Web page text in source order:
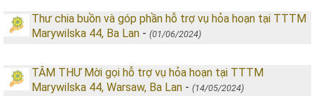
Thư chia buồn và góp phần hỗ trợ vụ hỏa hoạn tại TTTM
Marywilska 44, Ba Lan - (01/06/2024)
TÂM THƯ Mời gọi hỗ trợ vụ hỏa hoạn tại TTTM
Marywilska 44, Warsaw, Ba Lan - (14/05/2024)